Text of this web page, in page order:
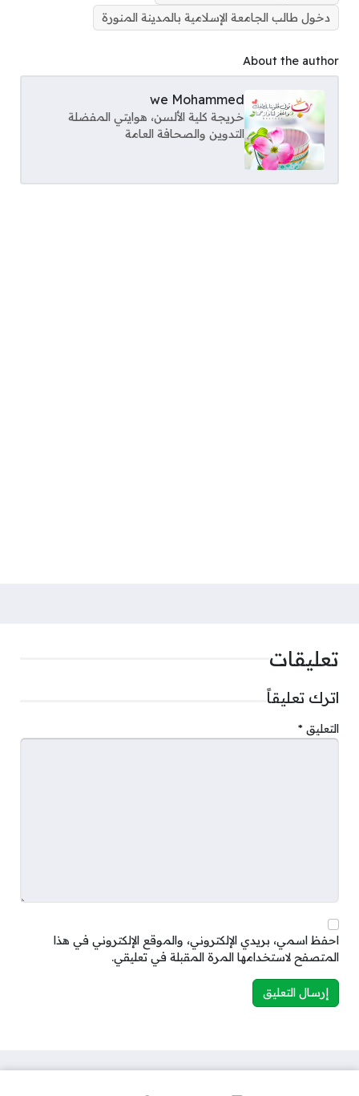
دخول طالب الجامعة الإسلامية بالمدينة المنورة
About the author
we Mohammed
خريجة كلية الألسن، هوايتي المفضلة
التدوين والصحافة العامة
تعليقات
اترك تعليقاً
التعليق *
احفظ اسمي، بريدي الإلكتروني، والموقع الإلكتروني في هذا
المتصفح لاستخدامها المرة المقبلة في تعليقي.